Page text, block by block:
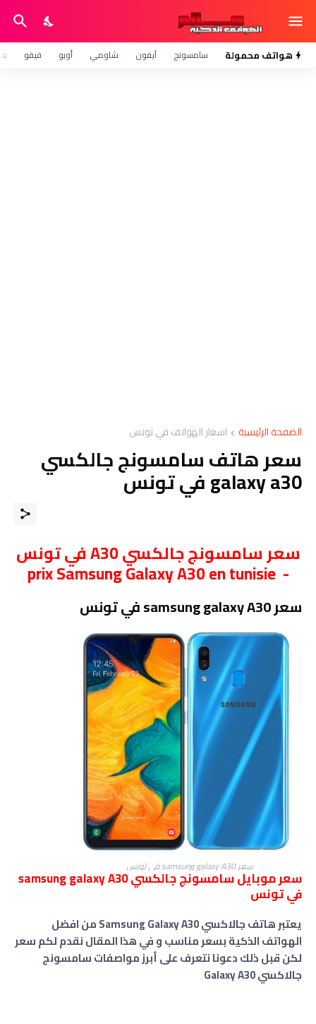
هواتف محمولة سامسونج آيفون شاومي أوبو فيفو
الصفحة الرئيسية اسعار الهواتف في تونس
سعر هاتف سامسونج جالكسي
galaxy a30 في تونس
سعر سامسونج جالكسي A30 في تونس
- prix Samsung Galaxy A30 en tunisie
سعر samsung galaxy A30 في تونس
سعر samsung galaxy A30 في تونس
سعر موبايل سامسونج جالكسي samsung galaxy A30
في تونس
يعتبر هاتف جالاكسي Samsung Galaxy A30 من افضل
الهواتف الذكية بسعر مناسب و في هذا المقال نقدم لكم سعر
لكن قبل ذلك دعونا نتعرف على أبرز مواصفات سامسونج
جالاكسي Galaxy A30